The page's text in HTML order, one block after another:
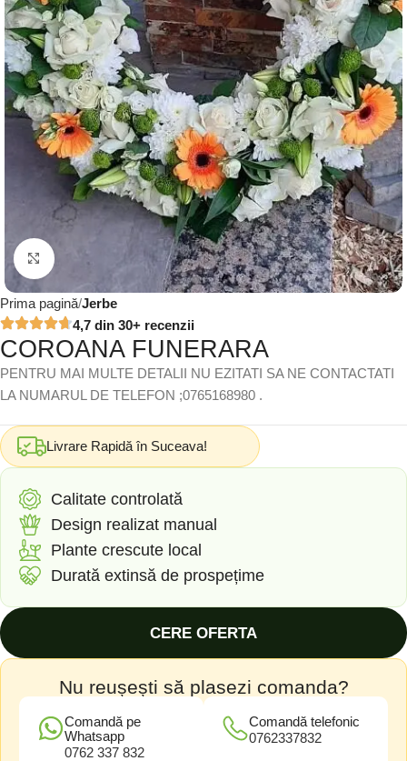
Click to enlarge
Prima pagină Jerbe
4,7 din 30+ recenzii
COROANA FUNERARA
PENTRU MAI MULTE DETALII NU EZITATI SA NE CONTACTATI
LA NUMARUL DE TELEFON ;0765168980 .
Livrare Rapidă în Suceava!
Calitate controlată
Design realizat manual
Plante crescute local
Durată extinsă de prospețime
CERE OFERTA
Nu reușești să plasezi comanda?
Comandă pe
Whatsapp
0762 337 832
Comandă telefonic
0762337832